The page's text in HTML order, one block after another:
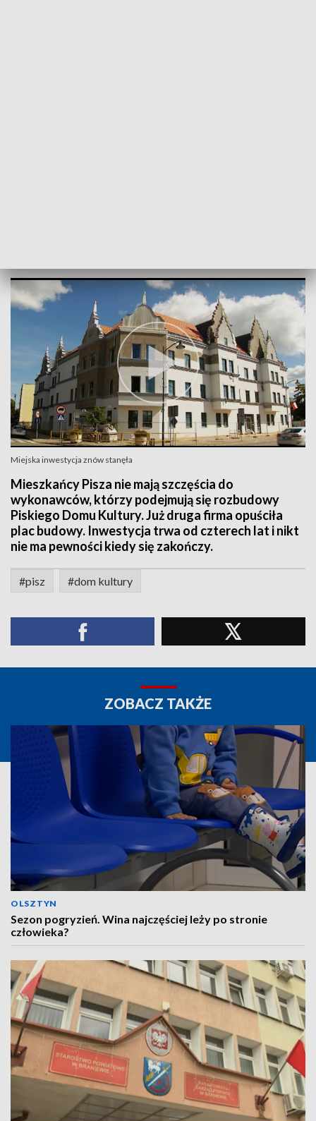
Miejska inwestycja znów stanęła
Mieszkańcy Pisza nie mają szczęścia do
wykonawców, którzy podejmują się rozbudowy
Piskiego Domu Kultury. Już druga firma opuściła
plac budowy. Inwestycja trwa od czterech lat i nikt
nie ma pewności kiedy się zakończy.
#pisz #dom kultury
ZOBACZ TAKŻE
OLSZTYN
Sezon pogryzień. Wina najczęściej leży po stronie
człowieka?